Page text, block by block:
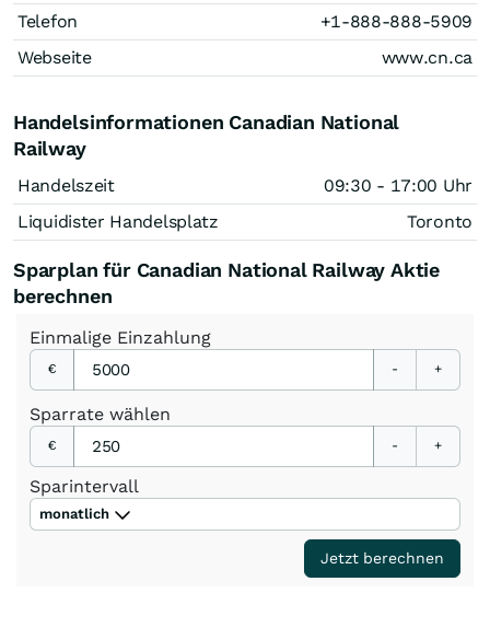
Telefon
+1-888-888-5909
Webseite
www.cn.ca
Handelsinformationen Canadian National
Railway
Handelszeit
09:30 - 17:00 Uhr
Liquidister Handelsplatz
Toronto
Sparplan für Canadian National Railway Aktie
berechnen
Einmalige Einzahlung
€ - +
Sparrate wählen
€ - +
Sparintervall
monatlich
Jetzt berechnen